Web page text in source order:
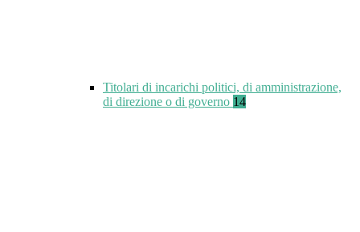
Titolari di incarichi politici, di amministrazione,
di direzione o di governo 14